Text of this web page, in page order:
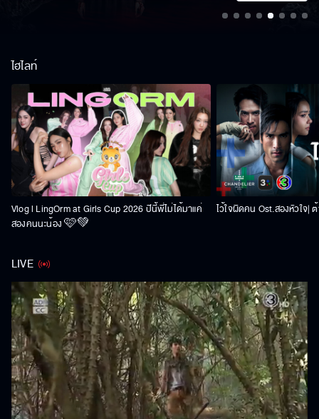
ไฮไลท์
Vlog l LingOrm at Girls Cup 2026 ปีนี้พี่ไม่ได้มาแค่
สองคนนะน้อง 🩷💚
ไว้ใจผิดคน Ost.สองหัวใจ|
LIVE